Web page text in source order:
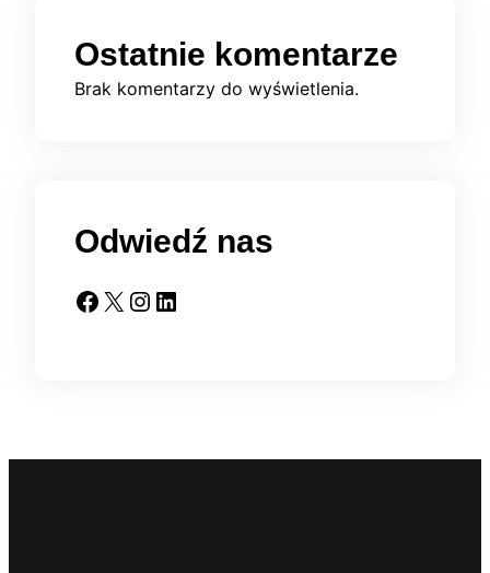
Ostatnie komentarze
Brak komentarzy do wyświetlenia.
Odwiedź nas
Facebook X Instagram LinkedIn